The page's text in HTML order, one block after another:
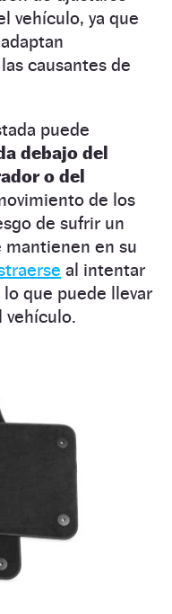
vehículo, ya que
causantes de
puede
debajo del
o del
de los
de sufrir un
mantienen en su
al intentar
que puede llevar
vehículo.